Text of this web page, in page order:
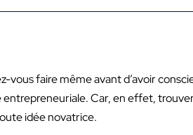
vous faire même avant d’avoir
entrepreneuriale. Car, en effet,
idée novatrice.